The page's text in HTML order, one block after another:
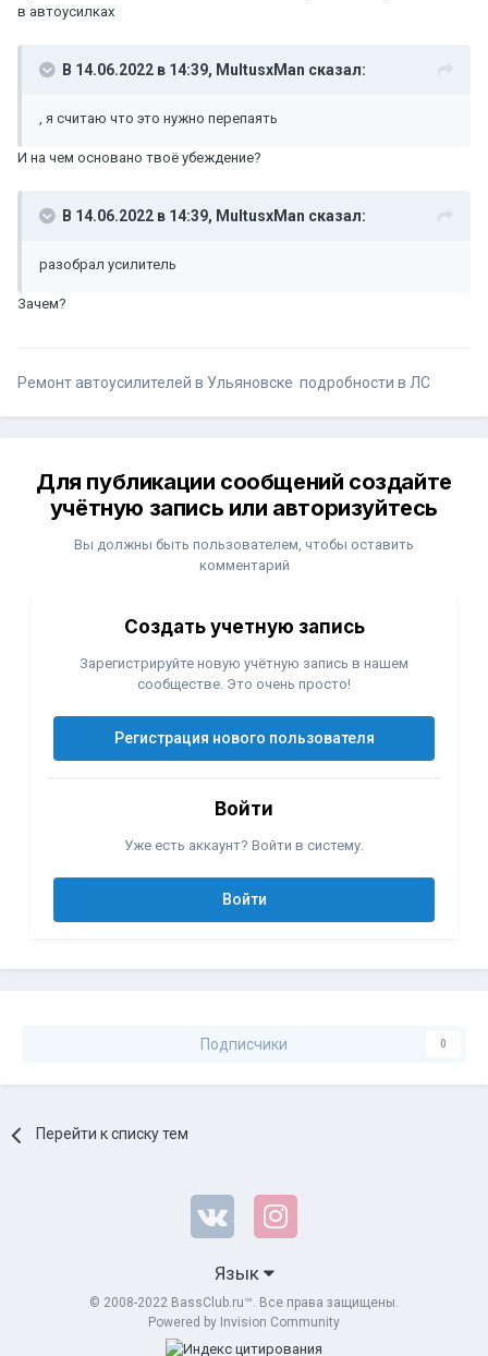
в автоусилках
В 14.06.2022 в 14:39, MultusxMan сказал:
, я считаю что это нужно перепаять
И на чем основано твоё убеждение?
В 14.06.2022 в 14:39, MultusxMan сказал:
разобрал усилитель
Зачем?
Ремонт автоусилителей в Ульяновске подробности в ЛС
Для публикации сообщений создайте
учётную запись или авторизуйтесь
Вы должны быть пользователем, чтобы оставить
комментарий
Создать учетную запись
Зарегистрируйте новую учётную запись в нашем
сообществе. Это очень просто!
Регистрация нового пользователя
Войти
Уже есть аккаунт? Войти в систему.
Войти
Подписчики 0
Перейти к списку тем
Язык
© 2008-2022 BassClub.ru™. Все права защищены.
Powered by Invision Community